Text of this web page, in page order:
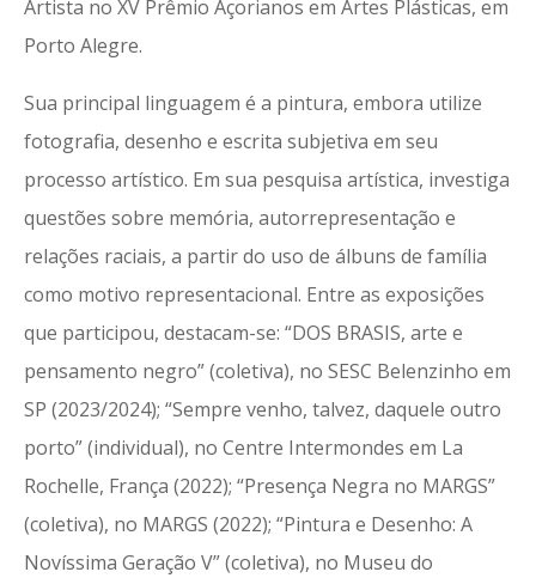
Artista no XV Prêmio Açorianos em Artes Plásticas, em
Porto Alegre.
Sua principal linguagem é a pintura, embora utilize
fotografia, desenho e escrita subjetiva em seu
processo artístico. Em sua pesquisa artística, investiga
questões sobre memória, autorrepresentação e
relações raciais, a partir do uso de álbuns de família
como motivo representacional. Entre as exposições
que participou, destacam-se: “DOS BRASIS, arte e
pensamento negro” (coletiva), no SESC Belenzinho em
SP (2023/2024); “Sempre venho, talvez, daquele outro
porto” (individual), no Centre Intermondes em La
Rochelle, França (2022); “Presença Negra no MARGS”
(coletiva), no MARGS (2022); “Pintura e Desenho: A
Novíssima Geração V” (coletiva), no Museu do